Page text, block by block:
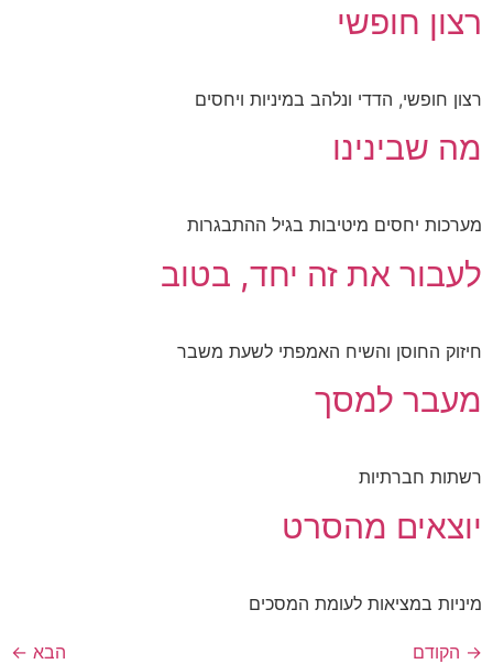
רצון חופשי
רצון חופשי, הדדי ונלהב במיניות ויחסים
מה שבינינו
מערכות יחסים מיטיבות בגיל ההתבגרות
לעבור את זה יחד, בטוב
חיזוק החוסן והשיח האמפתי לשעת משבר
מעבר למסך
רשתות חברתיות
יוצאים מהסרט
מיניות במציאות לעומת המסכים
→ הקודם הבא ←